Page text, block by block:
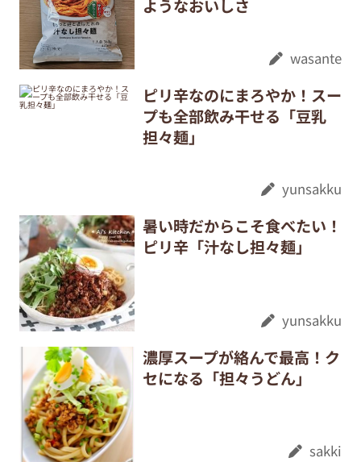
ようなおいしさ
wasante
ピリ辛なのにまろやか！スー
プも全部飲み干せる「豆乳
担々麺」
yunsakku
暑い時だからこそ食べたい！
ピリ辛「汁なし担々麺」
yunsakku
濃厚スープが絡んで最高！ク
セになる「担々うどん」
sakki